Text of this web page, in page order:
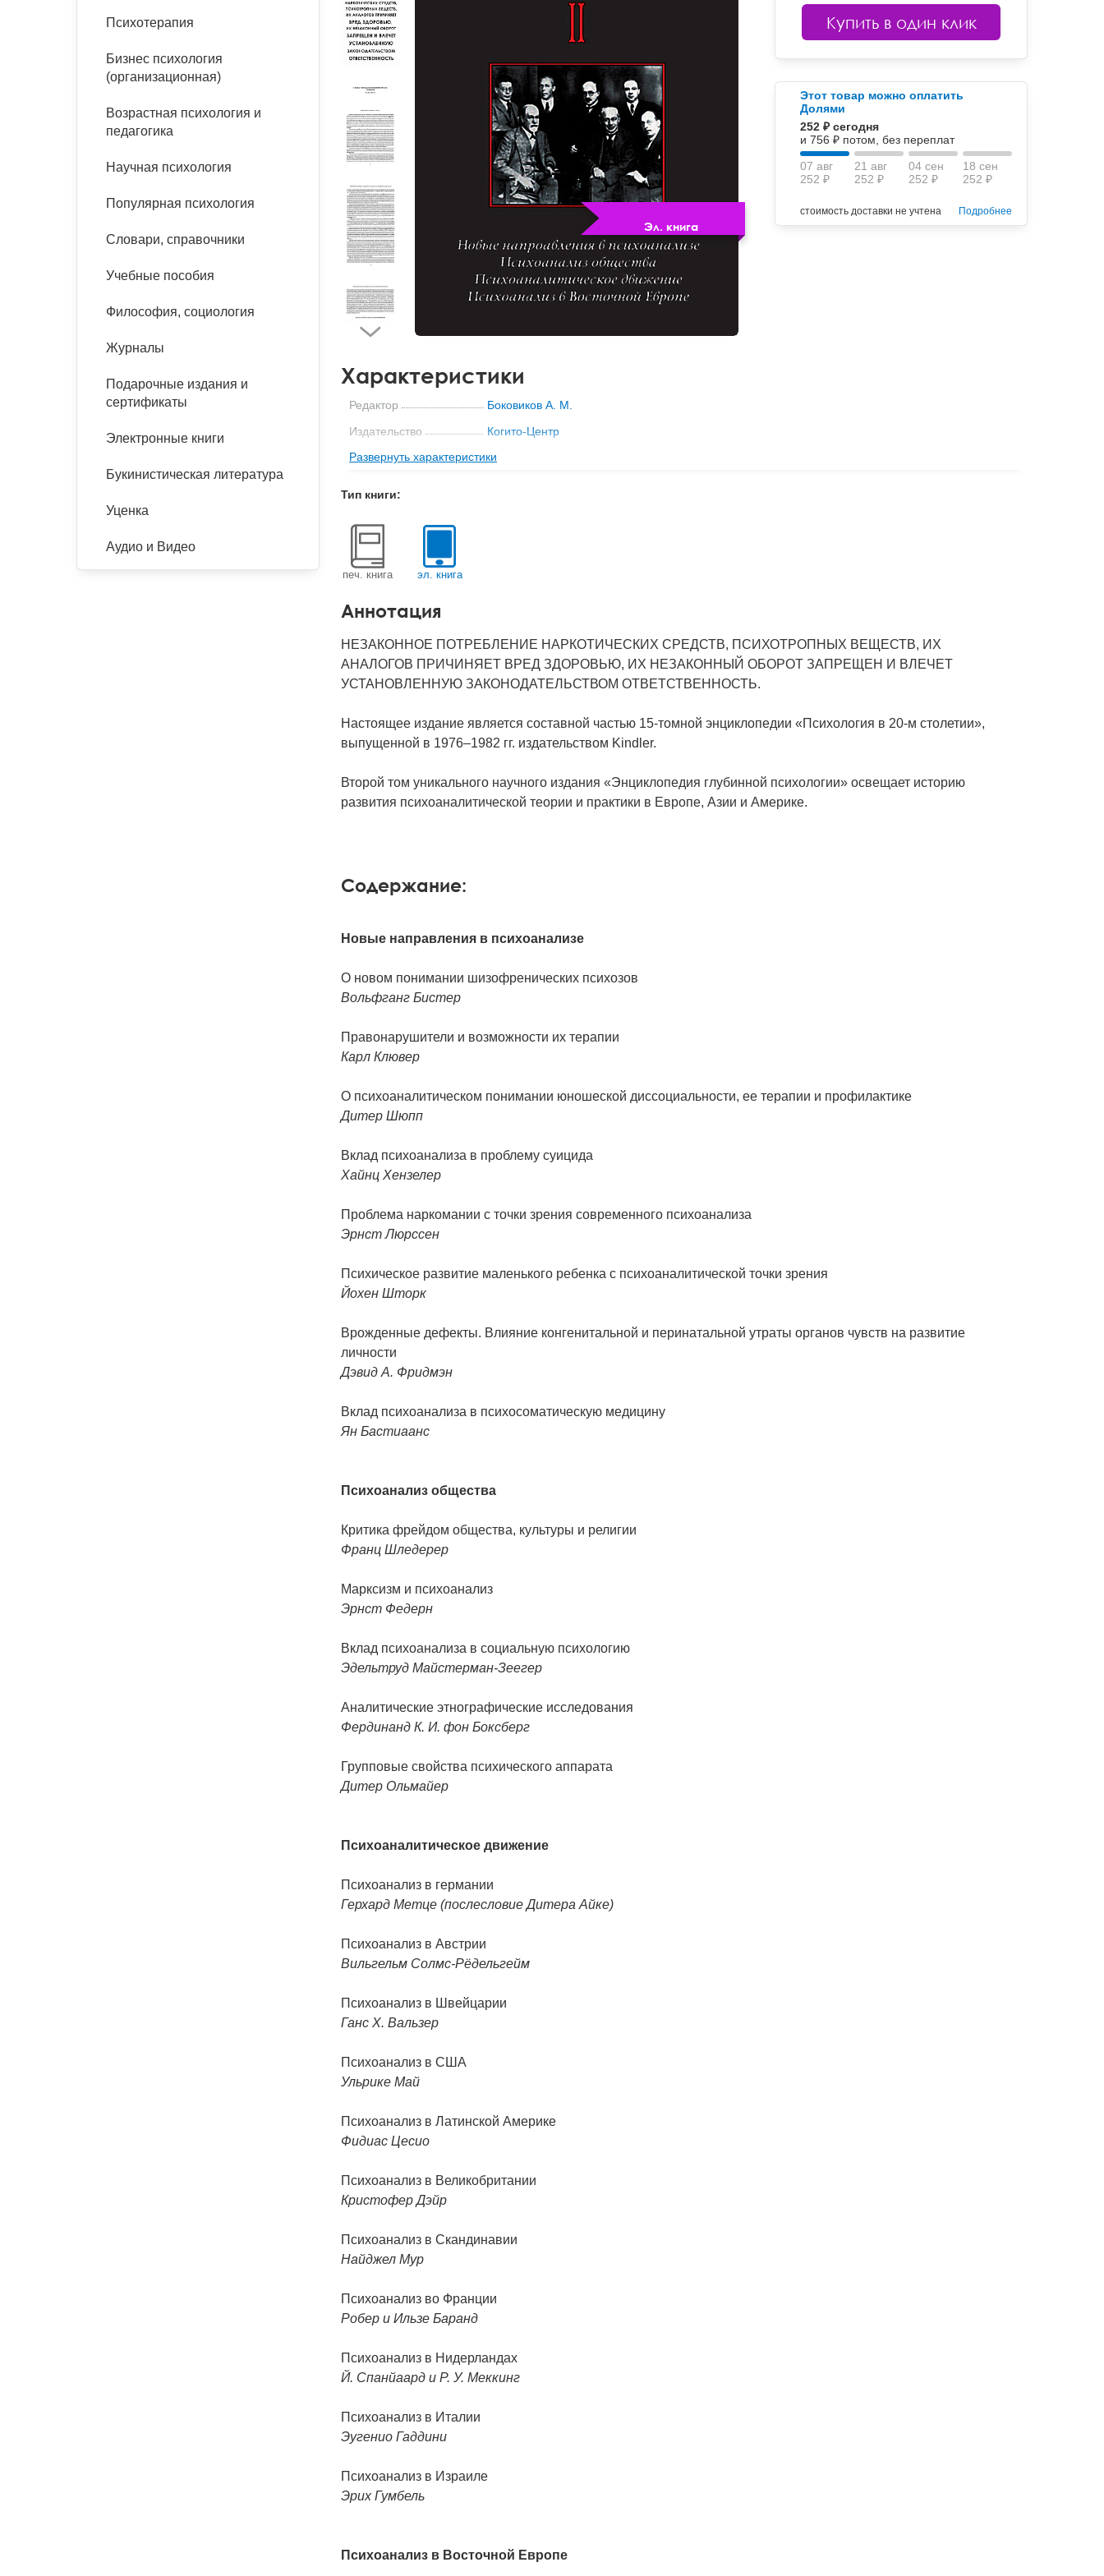
Расстройства пищевого
Тревожные расстройства,
Песочная терапия
Психодрама
Сказкотерапия
Другие направления
психотерапии
Классический, эриксоновский
Психология труда и
Психофизиология
Социальная психология
Социальная и
Учебная литература
Классический и юнгианский
Эл. книга
Купить в один клик
Этот товар можно оплатить
Долями
252 ₽ сегодня
и 756 ₽ потом, без переплат
07 авг
252 ₽
21 авг
252 ₽
04 сен
252 ₽
18 сен
252 ₽
стоимость доставки не учтена Подробнее
Характеристики
Редактор
Боковиков А. М.
Издательство
Когито-Центр
Вес
0.1 кг
ISBN
Код
Развернуть характеристики
Тип книги:
печ. книга эл. книга
Аннотация
НЕЗАКОННОЕ ПОТРЕБЛЕНИЕ НАРКОТИЧЕСКИХ СРЕДСТВ, ПСИХОТРОПНЫХ ВЕЩЕСТВ, ИХ
АНАЛОГОВ ПРИЧИНЯЕТ ВРЕД ЗДОРОВЬЮ, ИХ НЕЗАКОННЫЙ ОБОРОТ ЗАПРЕЩЕН И ВЛЕЧЕТ
УСТАНОВЛЕННУЮ ЗАКОНОДАТЕЛЬСТВОМ ОТВЕТСТВЕННОСТЬ.
Настоящее издание является составной частью 15-томной энциклопедии «Психология в 20-м столетии»,
выпущенной в 1976–1982 гг. издательством Kindler.
Второй том уникального научного издания «Энциклопедия глубинной психологии» освещает историю
развития психоаналитической теории и практики в Европе, Азии и Америке.
Содержание:
Новые направления в психоанализе
О новом понимании шизофренических психозов
Вольфганг Бистер
Правонарушители и возможности их терапии
Карл Клювер
О психоаналитическом понимании юношеской диссоциальности, ее терапии и профилактике
Дитер Шюпп
Вклад психоанализа в проблему суицида
Хайнц Хензелер
Проблема наркомании с точки зрения современного психоанализа
Эрнст Люрссен
Психическое развитие маленького ребенка с психоаналитической точки зрения
Йохен Шторк
Врожденные дефекты. Влияние конгенитальной и перинатальной утраты органов чувств на развитие
личности
Дэвид А. Фридмэн
Вклад психоанализа в психосоматическую медицину
Ян Бастиаанс
Психоанализ общества
Критика фрейдом общества, культуры и религии
Франц Шледерер
Марксизм и психоанализ
Эрнст Федерн
Вклад психоанализа в социальную психологию
Эдельтруд Майстерман-Зеегер
Аналитические этнографические исследования
Фердинанд К. И. фон Боксберг
Групповые свойства психического аппарата
Дитер Ольмайер
Психоаналитическое движение
Психоанализ в германии
Герхард Метце (послесловие Дитера Айке)
Психоанализ в Австрии
Вильгельм Солмс-Рёдельгейм
Психоанализ в Швейцарии
Ганс Х. Вальзер
Психоанализ в США
Ульрике Май
Психоанализ в Латинской Америке
Фидиас Цесио
Психоанализ в Великобритании
Кристофер Дэйр
Психоанализ в Скандинавии
Найджел Мур
Психоанализ во Франции
Робер и Ильзе Баранд
Психоанализ в Нидерландах
Й. Спанйаард и Р. У. Меккинг
Психоанализ в Италии
Эугенио Гаддини
Психоанализ в Израиле
Эрих Гумбель
Психоанализ в Восточной Европе
Психотерапия
Бизнес психология
(организационная)
Возрастная психология и
педагогика
Научная психология
Популярная психология
Словари, справочники
Учебные пособия
Философия, социология
Журналы
Подарочные издания и
сертификаты
Электронные книги
Букинистическая литература
Уценка
Аудио и Видео